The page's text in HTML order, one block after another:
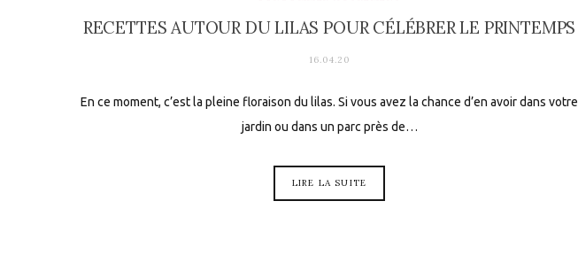
RECETTES AUTOUR DU LILAS POUR CÉLÉBRER LE PRINTEMPS
16.04.20
En ce moment, c’est la pleine floraison du lilas. Si vous avez la chance d’en avoir dans votre
jardin ou dans un parc près de…
LIRE LA SUITE